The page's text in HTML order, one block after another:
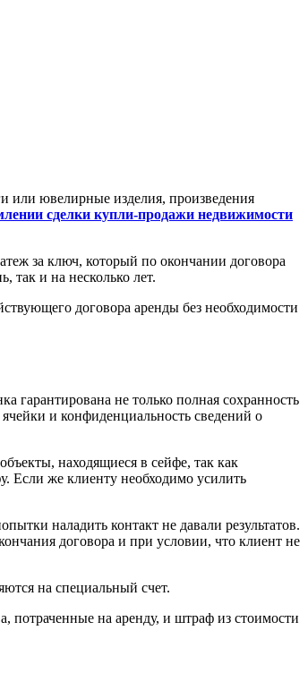
или ювелирные изделия, произведения
сделки купли-продажи недвижимости
за ключ, который по окончании договора
так и на несколько лет.
договора аренды без необходимости
гарантирована не только полная сохранность
и конфиденциальность сведений о
находящиеся в сейфе, так как
Если же клиенту необходимо усилить
наладить контакт не давали результатов.
договора и при условии, что клиент не
на специальный счет.
потраченные на аренду, и штраф из стоимости